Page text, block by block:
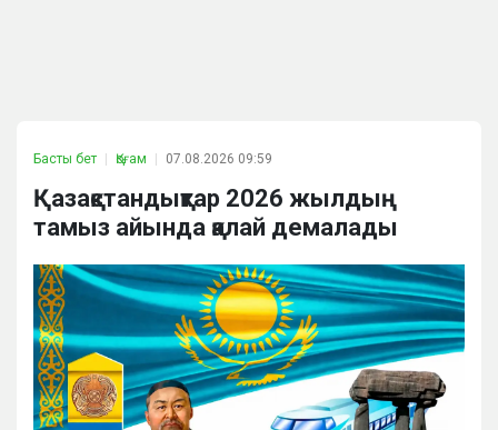
Басты бет Қоғам 07.08.2026 09:59
Қазақстандықтар 2026 жылдың
тамыз айында қалай демалады